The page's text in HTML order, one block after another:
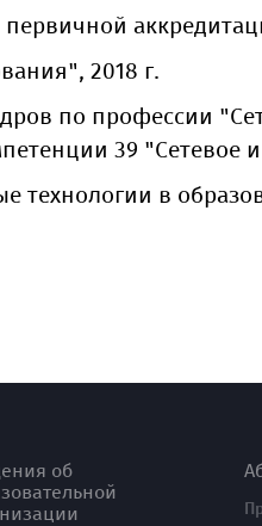
2018 г.
по профессии
39 "Сетевое
в
об